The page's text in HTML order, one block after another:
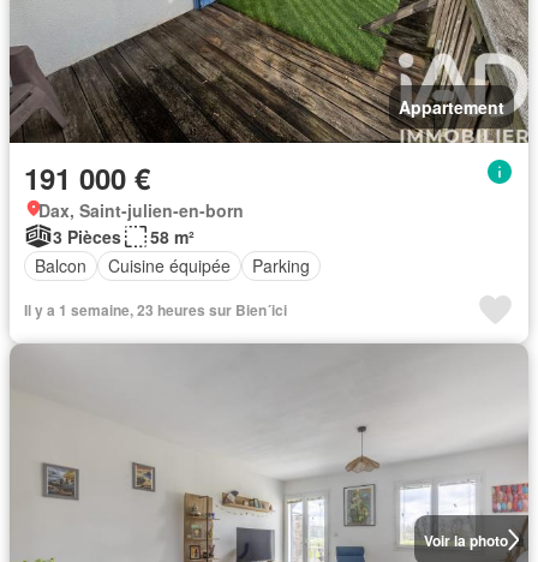
Appartement
191 000 €
Dax, Saint-julien-en-born
3 Pièces
58 m²
Balcon
Cuisine équipée Parking
Il y a 1 semaine, 23 heures sur Bien´ici
Voir la photo